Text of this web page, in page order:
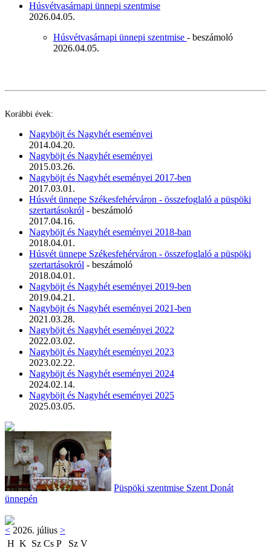
Húsvétvasárnapi ünnepi szentmise
2026.04.05.
Húsvétvasárnapi ünnepi szentmise - beszámoló
2026.04.05.
Korábbi évek:
Nagyböjt és Nagyhét eseményei
2014.04.20.
Nagyböjt és Nagyhét eseményei
2015.03.26.
Nagyböjt és Nagyhét eseményei 2017-ben
2017.03.01.
Húsvét ünnepe Székesfehérváron - összefoglaló a püspöki
szertartásokról - beszámoló
2017.04.16.
Nagyböjt és Nagyhét eseményei 2018-ban
2018.04.01.
Húsvét ünnepe Székesfehérváron - összefoglaló a püspöki
szertartásokról - beszámoló
2018.04.01.
Nagyböjt és Nagyhét eseményei 2019-ben
2019.04.21.
Nagyböjt és Nagyhét eseményei 2021-ben
2021.03.28.
Nagyböjt és Nagyhét eseményei 2022
2022.03.02.
Nagyböjt és Nagyhét eseményei 2023
2023.02.22.
Nagyböjt és Nagyhét eseményei 2024
2024.02.14.
Nagyböjt és Nagyhét eseményei 2025
2025.03.05.
Püspöki szentmise Szent Donát
ünnepén
< 2026. július >
H K Sz Cs P Sz V